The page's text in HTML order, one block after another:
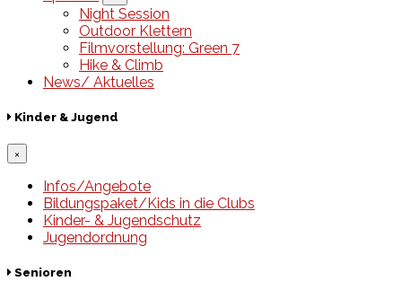
Night Session
Outdoor Klettern
Filmvorstellung: Green 7
Hike & Climb
News/ Aktuelles
Kinder & Jugend
×
Infos/Angebote
Bildungspaket/Kids in die Clubs
Kinder- & Jugendschutz
Jugendordnung
Senioren